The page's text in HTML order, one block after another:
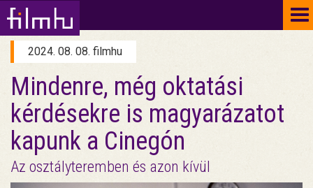
2024. 08. 08. filmhu
Mindenre, még oktatási
kérdésekre is magyarázatot
kapunk a Cinegón
Az osztályteremben és azon kívül